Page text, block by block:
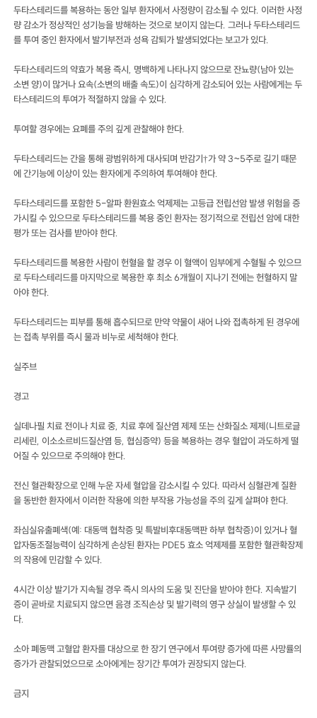
두타스테리드를 복용하는 동안 일부 환자에서 사정량이 감소될 수 있다. 이러한 사정
량 감소가 정상적인 성기능을 방해하는 것으로 보이지 않는다. 그러나 두타스테리드
를 투여 중인 환자에서 발기부전과 성욕 감퇴가 발생되었다는 보고가 있다.
두타스테리드의 약효가 복용 즉시, 명백하게 나타나지 않으므로 잔뇨량(남아 있는
소변 양)이 많거나 요속(소변의 배출 속도)이 심각하게 감소되어 있는 사람에게는 두
타스테리드의 투여가 적절하지 않을 수 있다.
투여할 경우에는 요폐를 주의 깊게 관찰해야 한다.
두타스테리드는 간을 통해 광범위하게 대사되며 반감기†가 약 3~5주로 길기 때문
에 간기능에 이상이 있는 환자에게 주의하여 투여해야 한다.
두타스테리드를 포함한 5-알파 환원효소 억제제는 고등급 전립선암 발생 위험을 증
가시킬 수 있으므로 두타스테리드를 복용 중인 환자는 정기적으로 전립선 암에 대한
평가 또는 검사를 받아야 한다.
두타스테리드를 복용한 사람이 헌혈을 할 경우 이 혈액이 임부에게 수혈될 수 있으므
로 두타스테리드를 마지막으로 복용한 후 최소 6개월이 지나기 전에는 헌혈하지 말
아야 한다.
두타스테리드는 피부를 통해 흡수되므로 만약 약물이 새어 나와 접촉하게 된 경우에
는 접촉 부위를 즉시 물과 비누로 세척해야 한다.
실주브
경고
실데나필 치료 전이나 치료 중, 치료 후에 질산염 제제 또는 산화질소 제제(니트로글
리세린, 이소소르비드질산염 등, 협심증약) 등을 복용하는 경우 혈압이 과도하게 떨
어질 수 있으므로 주의해야 한다.
전신 혈관확장으로 인해 누운 자세 혈압을 감소시킬 수 있다. 따라서 심혈관계 질환
을 동반한 환자에서 이러한 작용에 의한 부작용 가능성을 주의 깊게 살펴야 한다.
좌심실유출폐색(예: 대동맥 협착증 및 특발비후대동맥판 하부 협착증)이 있거나 혈
압자동조절능력이 심각하게 손상된 환자는 PDE5 효소 억제제를 포함한 혈관확장제
의 작용에 민감할 수 있다.
4시간 이상 발기가 지속될 경우 즉시 의사의 도움 및 진단을 받아야 한다. 지속발기
증이 곧바로 치료되지 않으면 음경 조직손상 및 발기력의 영구 상실이 발생할 수 있
다.
소아 폐동맥 고혈압 환자를 대상으로 한 장기 연구에서 투여량 증가에 따른 사망률의
증가가 관찰되었으므로 소아에게는 장기간 투여가 권장되지 않는다.
금지